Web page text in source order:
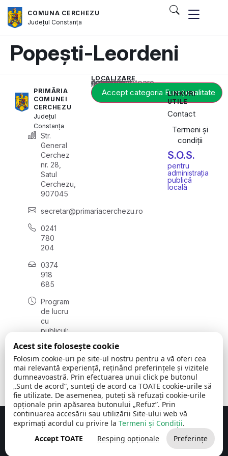
COMUNA CERCHEZU
JudețulConstanța
Popești-Leordeni
PRIMĂRIA
COMUNEI
CERCHEZU
Județul
Constanța
Str.
General
Cerchez
nr. 28,
Satul
Cerchezu,
907045
secretar@primariacerchezu.ro
0241
780
204
0374
918
685
Program
de lucru
cu
publicul:
08:00 -
16:30
, vineri:
08:00 -
14:00
LOCALIZARE
Acest conținut este blocat până când acceptați categoria corespunzătoare de cookie-uri.
Accept categoria Funcționalitate
LINKURI
UTILE
Contact
Termeni și
condiții
S.O.S.
pentru
administrația
publică
locală
Comuna Cerchezu © 2026Toate drepturile rezervate
Concept realizat de Big Media Relații Publice SRL
Acest site folosește cookie
Folosim cookie-uri pe site-ul nostru pentru a vă oferi cea
mai relevantă experiență, reținând preferințele și vizitele
dumneavoastră. Prin efectuarea unui click pe butonul
„Sunt de acord”, sunteți de acord ca TOATE cookie-urile să
fie utilizate. De asemenea, puteți să refuzați cookie-urile
opționale prin apăsarea butonului „Refuz”. Prin
continuarea accesării sau utilizării Site-ului web vă
exprimați acordul cu privire la Termeni și Condiții.
Accept TOATE
Resping opționale Preferințe